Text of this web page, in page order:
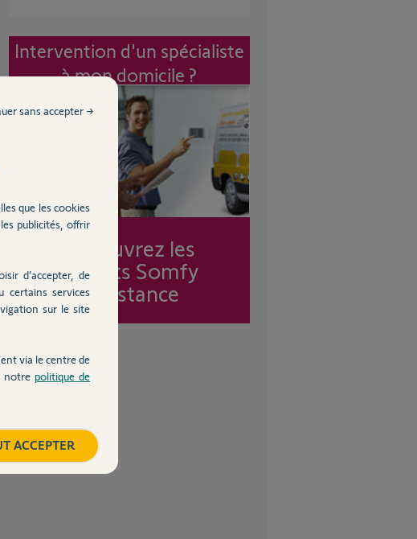
Intervention d'un spécialiste
à mon domicile ?
Découvrez les
forfaits Somfy
Assistance
que les cookies
publicités, offrir
d’accepter, de
certains services
sur le site
via le centre de
notre politique de
sans accepter →
ACCEPTER